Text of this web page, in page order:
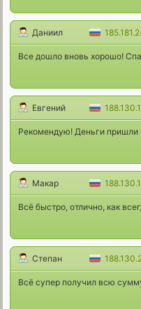
Даниил
Все дошло вновь хорошо!
Евгений
Рекомендую! Деньги пришли
Макар
Всё быстро, отлично, как
Степан
Всё супер получил всю